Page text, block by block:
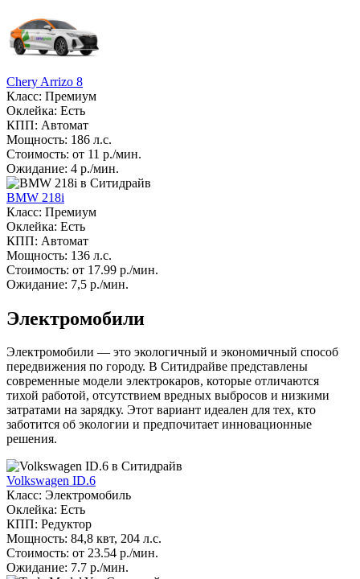
Chery Arrizo 8
Класс: Премиум
Оклейка: Есть
КПП: Автомат
Мощность: 186 л.с.
Стоимость: от 11 р./мин.
Ожидание: 4 р./мин.
BMW 218i
Класс: Премиум
Оклейка: Есть
КПП: Автомат
Мощность: 136 л.с.
Стоимость: от 17.99 р./мин.
Ожидание: 7,5 р./мин.
Электромобили
Электромобили — это экологичный и экономичный способ
передвижения по городу. В Ситидрайве представлены
современные модели электрокаров, которые отличаются
тихой работой, отсутствием вредных выбросов и низкими
затратами на зарядку. Этот вариант идеален для тех, кто
заботится об экологии и предпочитает инновационные
решения.
Volkswagen ID.6
Класс: Электромобиль
Оклейка: Есть
КПП: Редуктор
Мощность: 84,8 квт, 204 л.с.
Стоимость: от 23.54 р./мин.
Ожидание: 7.7 р./мин.